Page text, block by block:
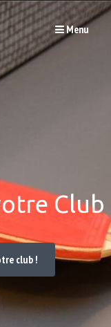
Menu
Club
club !